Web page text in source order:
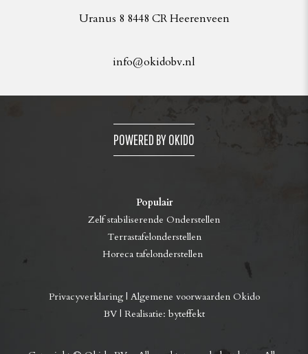
Uranus 8 8448 CR Heerenveen
info@okidobv.nl
POWERED BY OKIDO
Populair
Zelf stabiliserende Onderstellen
Terrastafelonderstellen
Horeca tafelonderstellen
Privacyverklaring| Algemene voorwaarden Okido
BV| Realisatie: byteffekt